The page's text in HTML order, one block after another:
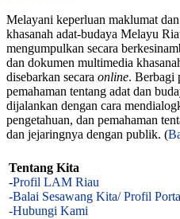
Melayani keperluan maklumat
khasanah adat-budaya Melayu
mengumpulkan secara
dan dokumen multimedia
disebarkan secara online. Berbagi
pemahaman tentang adat dan
dijalankan dengan cara
pengetahuan, dan pemahaman
dan jejaringnya dengan publik. (
Tentang Kita
-Profil LAM Riau
-Balai Sesawang Kita/ Profil
-Hubungi Kami